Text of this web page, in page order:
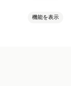
ザイン
機能を表示